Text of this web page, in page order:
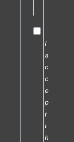
I
a
c
c
e
p
t
t
h